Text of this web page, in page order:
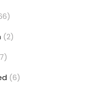
(2)
(6)